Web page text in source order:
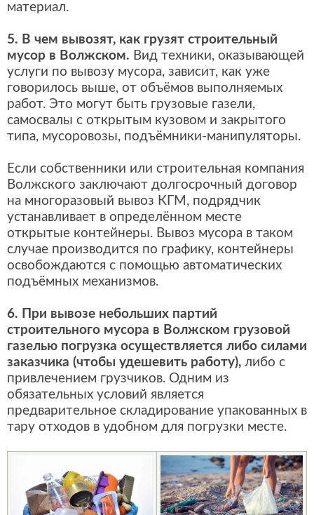
материал.
5. В чем вывозят, как грузят строительный
мусор в Волжском. Вид техники, оказывающей
услуги по вывозу мусора, зависит, как уже
говорилось выше, от объёмов выполняемых
работ. Это могут быть грузовые газели,
самосвалы с открытым кузовом и закрытого
типа, мусоровозы, подъёмники-манипуляторы.
Если собственники или строительная компания
Волжского заключают долгосрочный договор
на многоразовый вывоз КГМ, подрядчик
устанавливает в определённом месте
открытые контейнеры. Вывоз мусора в таком
случае производится по графику, контейнеры
освобождаются с помощью автоматических
подъёмных механизмов.
6. При вывозе небольших партий
строительного мусора в Волжском грузовой
газелью погрузка осуществляется либо силами
заказчика (чтобы удешевить работу), либо с
привлечением грузчиков. Одним из
обязательных условий является
предварительное складирование упакованных в
тару отходов в удобном для погрузки месте.